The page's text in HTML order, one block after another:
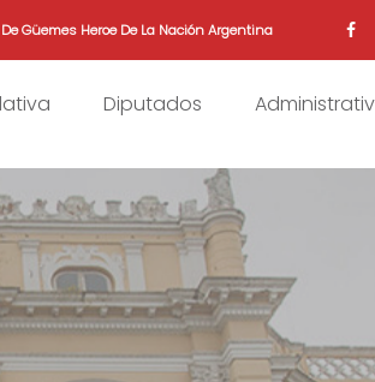
Güemes Heroe De La Nación Argentina
Diputados